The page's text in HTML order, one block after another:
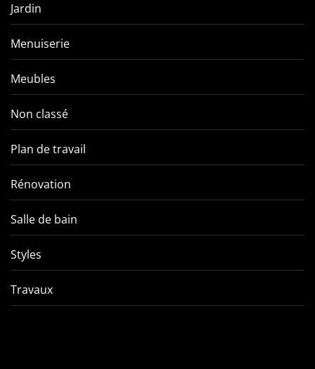
Jardin
Menuiserie
Meubles
Non classé
Plan de travail
Rénovation
Salle de bain
Styles
Travaux